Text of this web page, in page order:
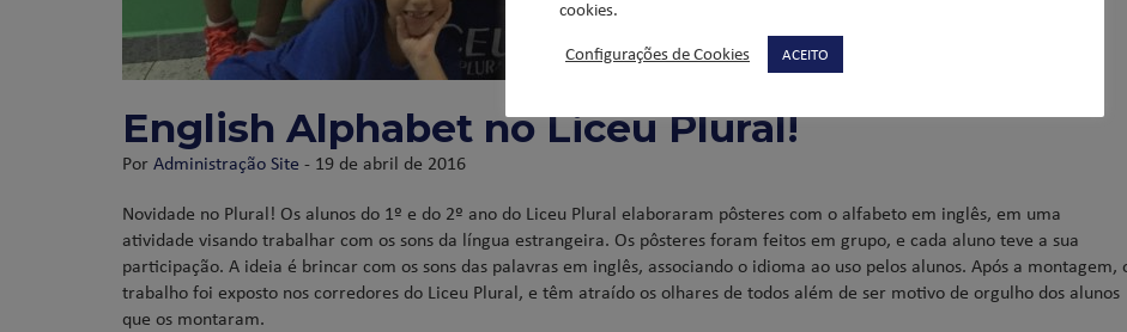
English Alphabet no Liceu Plural!
PorAdministração Site - 19 de abril de 2016
Novidade no Plural! Os alunos do 1º e do 2º ano do Liceu Plural elaboraram pôsteres com o alfabeto em inglês, em uma
atividade visando trabalhar com os sons da língua estrangeira. Os pôsteres foram feitos em grupo, e cada aluno teve a sua
participação. A ideia é brincar com os sons das palavras em inglês, associando o idioma ao uso pelos alunos. Após a montagem,
trabalho foi exposto nos corredores do Liceu Plural, e têm atraído os olhares de todos além de ser motivo de orgulho dos alunos
que os montaram.
cookies.
Configurações de Cookies
ACEITO